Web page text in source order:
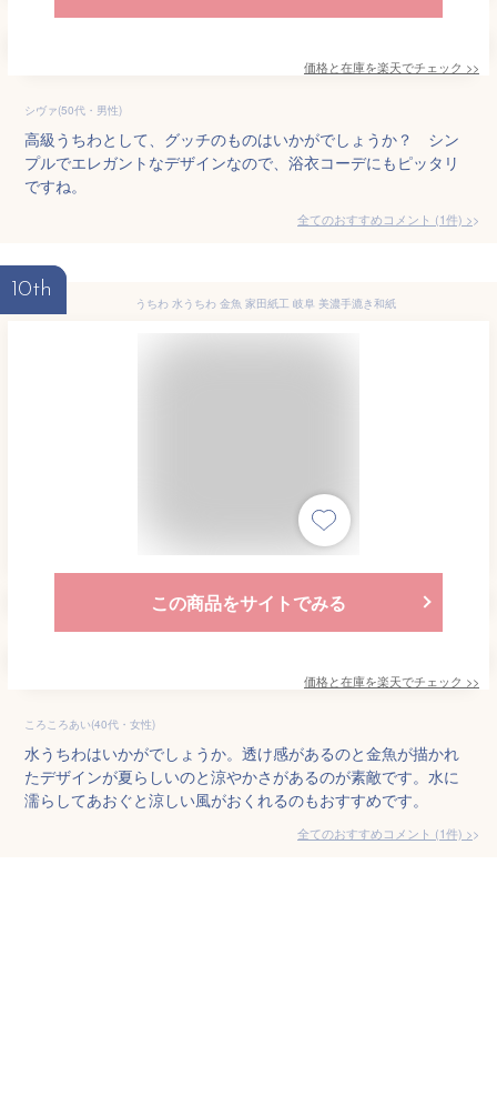
価格と在庫を楽天でチェック >>
シヴァ(50代・男性)
高級うちわとして、グッチのものはいかがでしょうか？ シン
プルでエレガントなデザインなので、浴衣コーデにもピッタリ
ですね。
全てのおすすめコメント (1件) >
10th
うちわ 水うちわ 金魚 家田紙工 岐阜 美濃手漉き和紙
この商品をサイトでみる
価格と在庫を楽天でチェック >>
ころころあい(40代・女性)
水うちわはいかがでしょうか。透け感があるのと金魚が描かれ
たデザインが夏らしいのと涼やかさがあるのが素敵です。水に
濡らしてあおぐと涼しい風がおくれるのもおすすめです。
全てのおすすめコメント (1件) >